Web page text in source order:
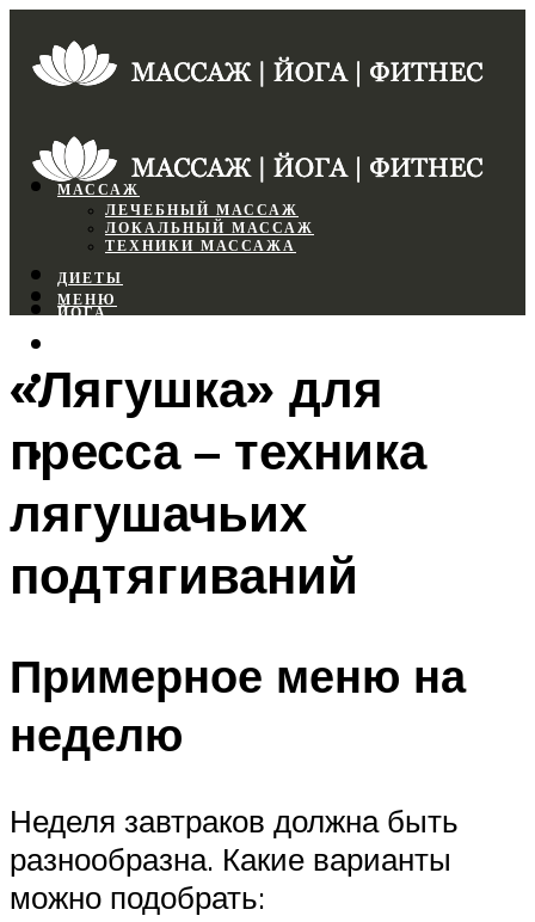
МАССАЖ
ЛЕЧЕБНЫЙ МАССАЖ
ЛОКАЛЬНЫЙ МАССАЖ
ТЕХНИКИ МАССАЖА
ДИЕТЫ
ЙОГА
ФИТНЕС
МЕНЮ
МЕНЮ
«Лягушка» для
пресса – техника
лягушачьих
подтягиваний
Примерное меню на
неделю
Неделя завтраков должна быть
разнообразна. Какие варианты
можно подобрать: